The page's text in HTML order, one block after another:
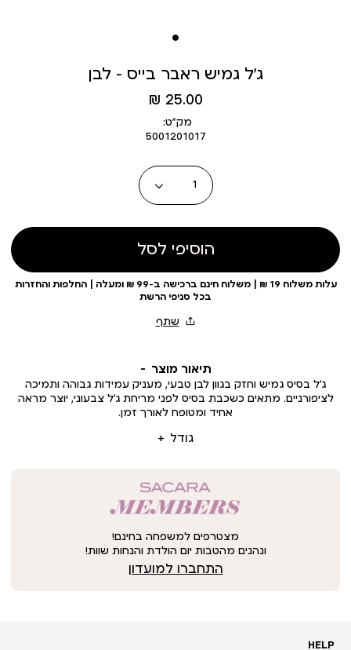
ג’ל גמיש ראבר בייס – לבן
מחיר
מוצר
25.00 ₪
מק״ט:
5001201017
כמות
הוסיפי לסל
עלות משלוח 19 ₪ | משלוח חינם ברכישה ב-99 ₪ ומעלה | החלפות והחזרות
בכל סניפי הרשת
תיאור מוצר
גודל
ג’ל בסיס גמיש וחזק בגוון לבן טבעי, מעניק עמידות גבוהה ותמיכה
לציפורניים. מתאים כשכבת בסיס לפני מריחת ג’ל צבעוני, יוצר מראה
אחיד ומטופח לאורך זמן.
מצטרפים למשפחה בחינם!
ונהנים מהטבות יום הולדת והנחות שוות!
התחברו למועדון
HELP
HELP